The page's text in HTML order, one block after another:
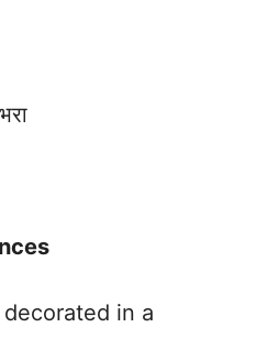
in a